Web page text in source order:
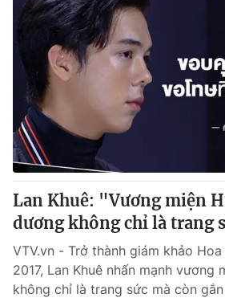
Lan Khuê: "Vương miện
dương không chỉ là trang
VTV.vn - Trở thành giám khảo
2017, Lan Khuê nhấn mạnh vương
không chỉ là trang sức mà còn